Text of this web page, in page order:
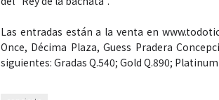
Las entradas están a la venta en
Once, Décima Plaza, Guess Pradera
siguientes: Gradas Q.540; Gold Q.890;